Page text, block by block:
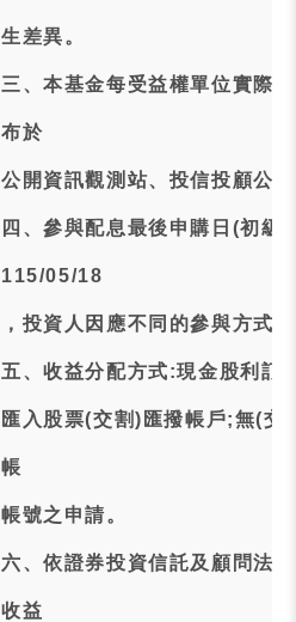
生差異。
三、本基金每受益權單位實際
布於
公開資訊觀測站、投信投顧公
四、參與配息最後申購日(初
115/05/18
，投資人因應不同的參與方式
五、收益分配方式:現金股利訂
匯入股票(交割)匯撥帳戶;無(交
帳
帳號之申請。
六、依證券投資信託及顧問法
收益